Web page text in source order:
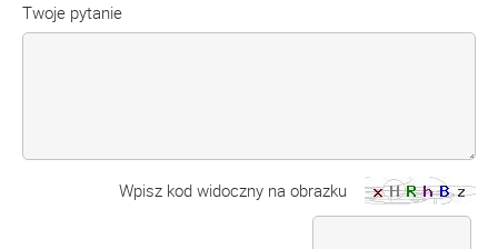
Twoje pytanie
Wpisz kod widoczny na obrazku